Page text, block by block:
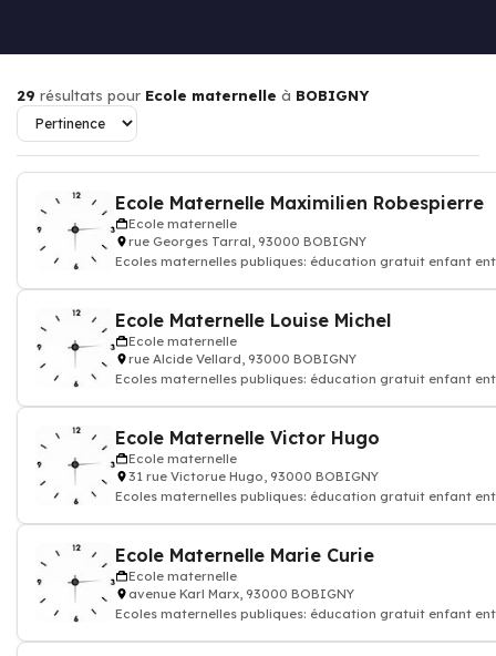
29 résultats pour Ecole maternelle à BOBIGNY
Ecole Maternelle Maximilien Robespierre
Ecole maternelle
rue Georges Tarral, 93000 BOBIGNY
Ecoles maternelles publiques: éducation gratuit enfant
Ecole Maternelle Louise Michel
Ecole maternelle
rue Alcide Vellard, 93000 BOBIGNY
Ecoles maternelles publiques: éducation gratuit enfant
Ecole Maternelle Victor Hugo
Ecole maternelle
31 rue Victorue Hugo, 93000 BOBIGNY
Ecoles maternelles publiques: éducation gratuit enfant
Ecole Maternelle Marie Curie
Ecole maternelle
avenue Karl Marx, 93000 BOBIGNY
Ecoles maternelles publiques: éducation gratuit enfant